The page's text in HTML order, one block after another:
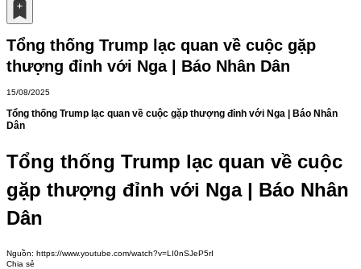
Tổng thống Trump lạc quan về cuộc gặp
thượng đỉnh với Nga | Báo Nhân Dân
15/08/2025
Tổng thống Trump lạc quan về cuộc gặp thượng đỉnh với Nga | Báo Nhân
Dân
Tổng thống Trump lạc quan về cuộc
gặp thượng đỉnh với Nga | Báo Nhân
Dân
Nguồn: https://www.youtube.com/watch?v=LI0nSJeP5rI
Chia sẻ